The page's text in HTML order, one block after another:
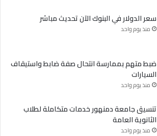
سعر الدولار في البنوك الآن تحديث مباشر
منذ يوم واحد
ضبط متهم بممارسة انتحال صفة ضابط واستيقاف
السيارات
منذ يوم واحد
تنسيق جامعة دمنهور خدمات متكاملة لطلاب
الثانوية العامة
منذ يوم واحد